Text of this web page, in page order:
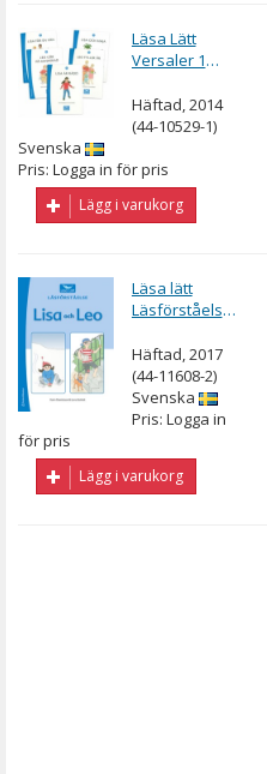
Läsa Lätt
Versaler 1
böcker
Häftad, 2014
(44-10529-1)
Svenska
Pris: Logga in för pris
Lägg i varukorg
Läsa lätt
Läsförståelse
Häftad, 2017
(44-11608-2)
Svenska
Pris: Logga in
för pris
Lägg i varukorg